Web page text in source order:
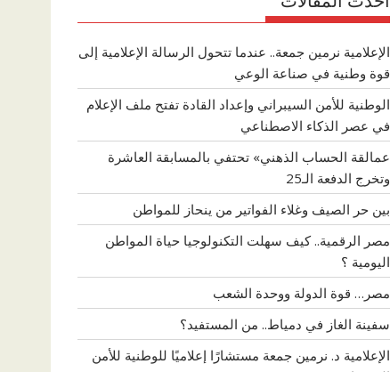
الإعلامية نرمين جمعة.. عندما تتحول الرسالة الإعلامية إلى
قوة وطنية في صناعة الوعي
الوطنية للأمن السيبراني وإعداد القادة تفتح ملف الإعلام
في عصر الذكاء الاصطناعي
عمالقة الحساب الذهني» تحتفي بالمسابقة العاشرة
وتخرج الدفعة الـ25
بين حر الصيف وغلاء الفواتير من ينحاز للمواطن
مصر الرقمية.. كيف سهلت التكنولوجيا حياة المواطن
اليومية ؟
مصر… قوة الدولة ووحدة الشعب
سفينة الغاز في دمياط.. من المستفيد؟
الإعلامية د. نرمين جمعة مستشارًا إعلاميًا للوطنية للأمن